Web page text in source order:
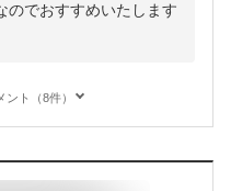
のでおすすめいたします
ト（8件）